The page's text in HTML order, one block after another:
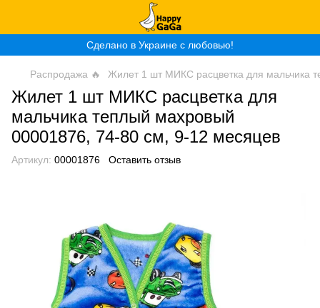
Сделано в Украине с любовью!
Распродажа 🔥 Жилет 1 шт МИКС расцветка для мальчика
Жилет 1 шт МИКС расцветка для
мальчика теплый махровый
00001876, 74-80 см, 9-12 месяцев
Артикул: 00001876 Оставить отзыв